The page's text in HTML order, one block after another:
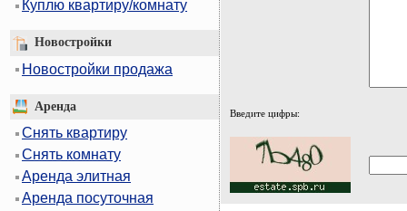
Куплю квартиру/комнату
Новостройки
Новостройки продажа
Аренда
Снять квартиру
Снять комнату
Аренда элитная
Аренда посуточная
Введите цифры: